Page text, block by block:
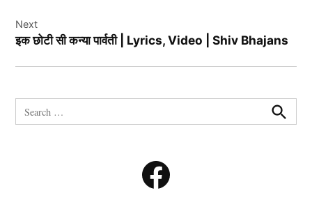
Next
इक छोटी सी कन्या पार्वती | Lyrics, Video | Shiv Bhajans
for:
Search
Facebook